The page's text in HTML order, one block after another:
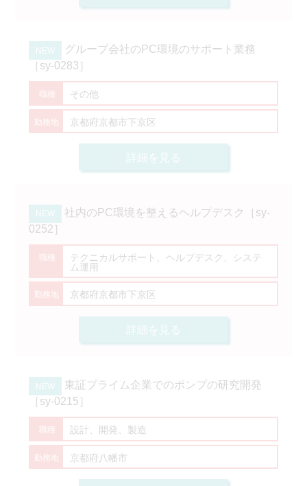
グループ会社のPC環境のサポート業務
［sy-0283］
その他
京都府京都市下京区
詳細を見る
社内のPC環境を整えるヘルプデスク［sy-
0252］
テクニカルサポート、ヘルプデスク、システ
ム運用
京都府京都市下京区
詳細を見る
東証プライム企業でのポンプの研究開発
［sy-0215］
設計、開発、製造
京都府八幡市